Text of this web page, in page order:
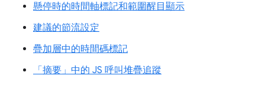
懸停時的時間軸標記和範圍醒目顯示
建議的節流設定
疊加層中的時間碼標記
「摘要」中的 JS 呼叫堆疊追蹤